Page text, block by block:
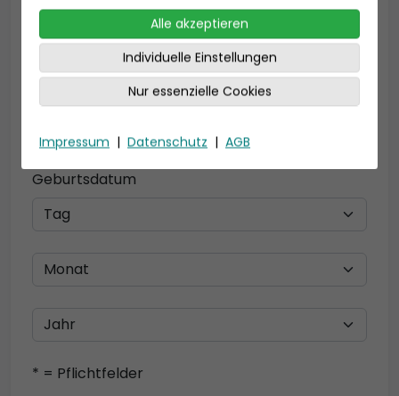
E-Mail *
Geburtsdatum
* = Pflichtfelder
Alle akzeptieren
Individuelle Einstellungen
Nur essenzielle Cookies
Impressum | Datenschutz | AGB